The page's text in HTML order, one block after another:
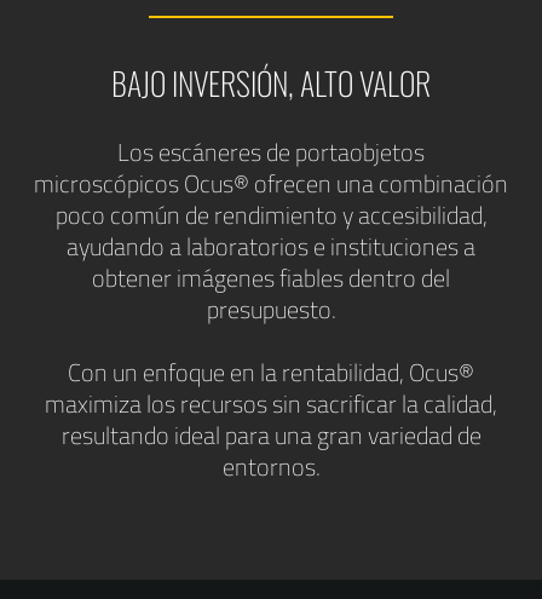
BAJO INVERSIÓN, ALTO VALOR
Los escáneres de portaobjetos
microscópicos Ocus® ofrecen una combinación
poco común de rendimiento y accesibilidad,
ayudando a laboratorios e instituciones a
obtener imágenes fiables dentro del
presupuesto.
Con un enfoque en la rentabilidad, Ocus®
maximiza los recursos sin sacrificar la calidad,
resultando ideal para una gran variedad de
entornos.